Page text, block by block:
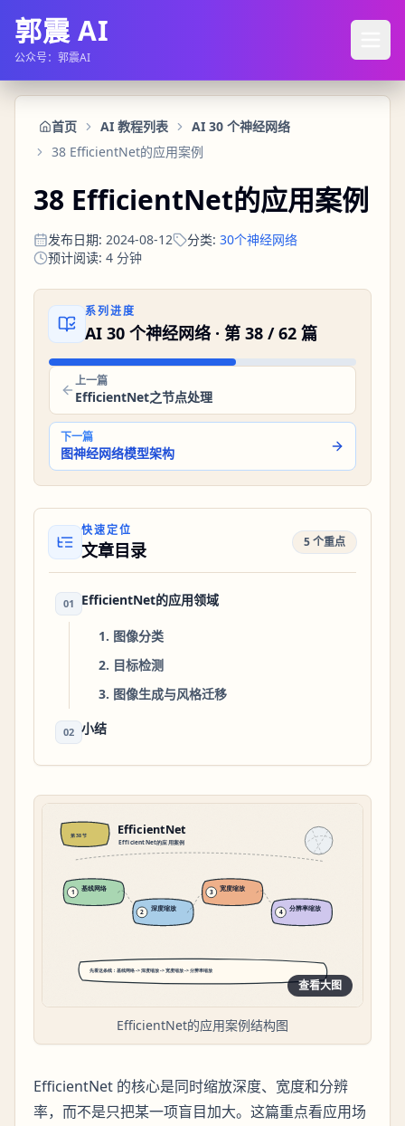
郭震 AI
公众号：郭震AI
首页 AI 教程列表
AI 30 个神经网络
38 EfficientNet的应用案例
38 EfficientNet的应用案例
发布日期: 2024-08-12 分类: 30个神经网络
预计阅读: 4 分钟
系列进度
AI 30 个神经网络 · 第 38 /62 篇
上一篇
EfficientNet之节点处理
下一篇
图神经网络模型架构
快速定位
文章目录 5 个重点
01 EfficientNet的应用领域
1. 图像分类
2. 目标检测
3. 图像生成与风格迁移
02 小结
查看大图
EfficientNet的应用案例结构图
EfficientNet 的核心是同时缩放深度、宽度和分辨
率，而不是只把某一项盲目加大。这篇重点看应用场